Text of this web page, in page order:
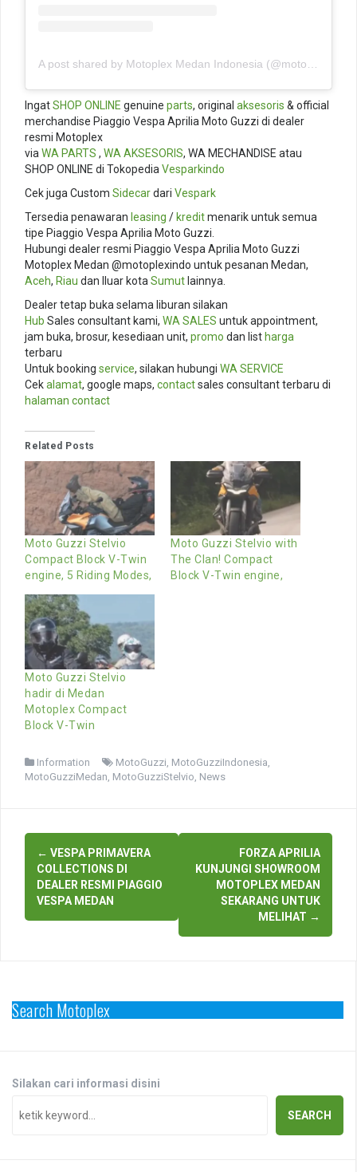
A post shared by Motoplex Medan Indonesia (@motoplexindo)
IngatSHOP ONLINE genuine parts, original aksesoris & official
merchandise Piaggio Vespa Aprilia Moto Guzzi di dealer
resmi Motoplex
viaWA PARTS , WA AKSESORIS, WA MECHANDISE atau
SHOP ONLINE di TokopediaVesparkindo
Cek juga Custom Sidecardari Vespark
Tersedia penawaran leasing / kreditmenarik untuk semua
tipe Piaggio Vespa Aprilia Moto Guzzi.
Hubungi dealer resmi Piaggio Vespa Aprilia Moto Guzzi
Motoplex Medan @motoplexindo untuk pesanan Medan,
Aceh, Riau dan lluar kotaSumut lainnya.
Dealer tetap buka selama liburan silakan
Hub Sales consultant kami, WA SALES untuk appointment,
jam buka, brosur, kesediaan unit, promo dan list harga
terbaru
Untuk booking service, silakan hubungi WA SERVICE
Cekalamat, google maps, contactsales consultant terbaru di
halaman contact
Related Posts
Moto Guzzi Stelvio
Compact Block V-Twin
engine, 5 Riding Modes,
Moto Guzzi Stelvio with
The Clan! Compact
Block V-Twin engine,
Moto Guzzi Stelvio
hadir di Medan
Motoplex Compact
Block V-Twin
Information MotoGuzzi MotoGuzziIndonesia
MotoGuzziMedan MotoGuzziStelvio News
Post
navigation
← VESPA PRIMAVERA
COLLECTIONS DI
DEALER RESMI PIAGGIO
VESPA MEDAN
FORZA APRILIA
KUNJUNGI SHOWROOM
MOTOPLEX MEDAN
SEKARANG UNTUK
MELIHAT →
Search Motoplex
Silakan cari informasi disini
SEARCH